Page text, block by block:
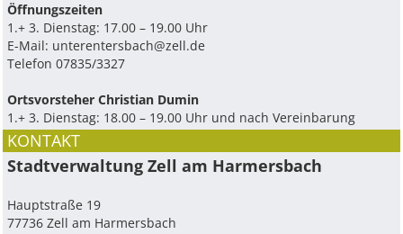
Ö­ffnungszeiten
1.+ 3. Dienstag: 17.00 – 19.00 Uhr
E-Mail: unterentersbach@zell.de
Telefon 07835/3327
Ortsvorsteher Christian Dumin
1.+ 3. Dienstag: 18.00 – 19.00 Uhr und nach Vereinbarung
KONTAKT
Stadtverwaltung Zell am Harmersbach
Hauptstraße 19
77736 Zell am Harmersbach